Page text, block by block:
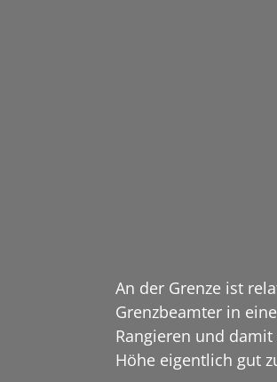
An der Grenze ist
Grenzbeamter in
Rangieren und
Höhe eigentlich gut